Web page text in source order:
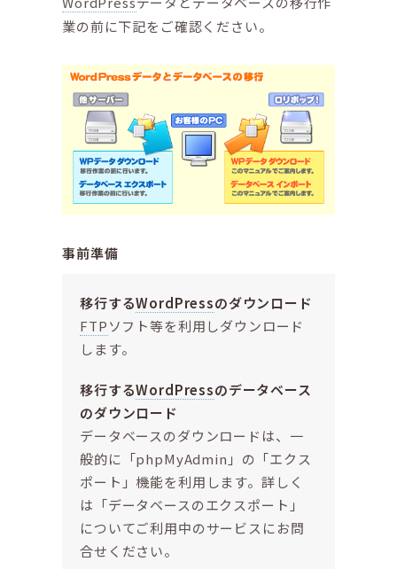
業の前に下記をご確認ください。
事前準備
移行するWordPressのダウンロード
FTPソフト等を利用しダウンロード
します。
移行するWordPressのデータベース
のダウンロード
データベースのダウンロードは、一
般的に「phpMyAdmin」の「エクス
ポート」機能を利用します。詳しく
は「データベースのエクスポート」
についてご利用中のサービスにお問
合せください。